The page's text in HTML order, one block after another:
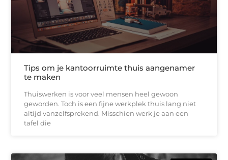
Tips om je kantoorruimte thuis aangenamer
te maken
Thuiswerken is voor veel mensen heel gewoon
geworden. Toch is een fijne werkplek thuis lang niet
altijd vanzelfsprekend. Misschien werk je aan een
tafel die